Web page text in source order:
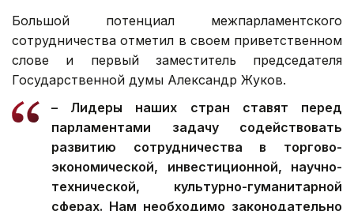
Большой потенциал межпарламентского
сотрудничества отметил в своем приветственном
слове и первый заместитель председателя
Государственной думы Александр Жуков.
– Лидеры наших стран ставят перед
парламентами задачу содействовать
развитию сотрудничества в торгово-
экономической, инвестиционной, научно-
технической, культурно-гуманитарной
сферах. Нам необходимо законодательно